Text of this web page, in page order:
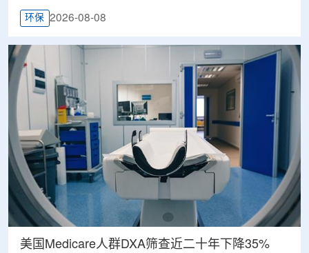
环保 2026-08-08
美国Medicare人群DXA筛查近二十年下降35%